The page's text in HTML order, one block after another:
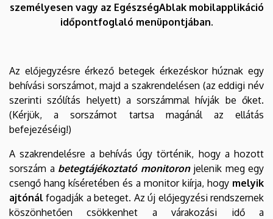
személyesen vagy az EgészségAblak mobilapplikáció
időpontfoglaló menüpontjában.
Az előjegyzésre érkező betegek érkezéskor húznak egy
behívási sorszámot, majd a szakrendelésen (az eddigi név
szerinti szólítás helyett) a sorszámmal hívják be őket.
(Kérjük, a sorszámot tartsa magánál az ellátás
befejezéséig!)
A szakrendelésre a behívás úgy történik, hogy a hozott
sorszám a betegtájékoztató monitoronjelenik meg egy
csengő hang kíséretében és a monitor kiírja, hogy melyik
ajtónál fogadják a beteget. Az új előjegyzési rendszernek
köszönhetően csökkenhet a várakozási idő a